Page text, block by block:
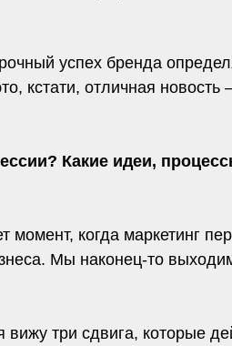
успех бренда
кстати, отличная новость
Какие идеи,
когда маркетинг
Мы наконец-то
вижу три сдвига, которые